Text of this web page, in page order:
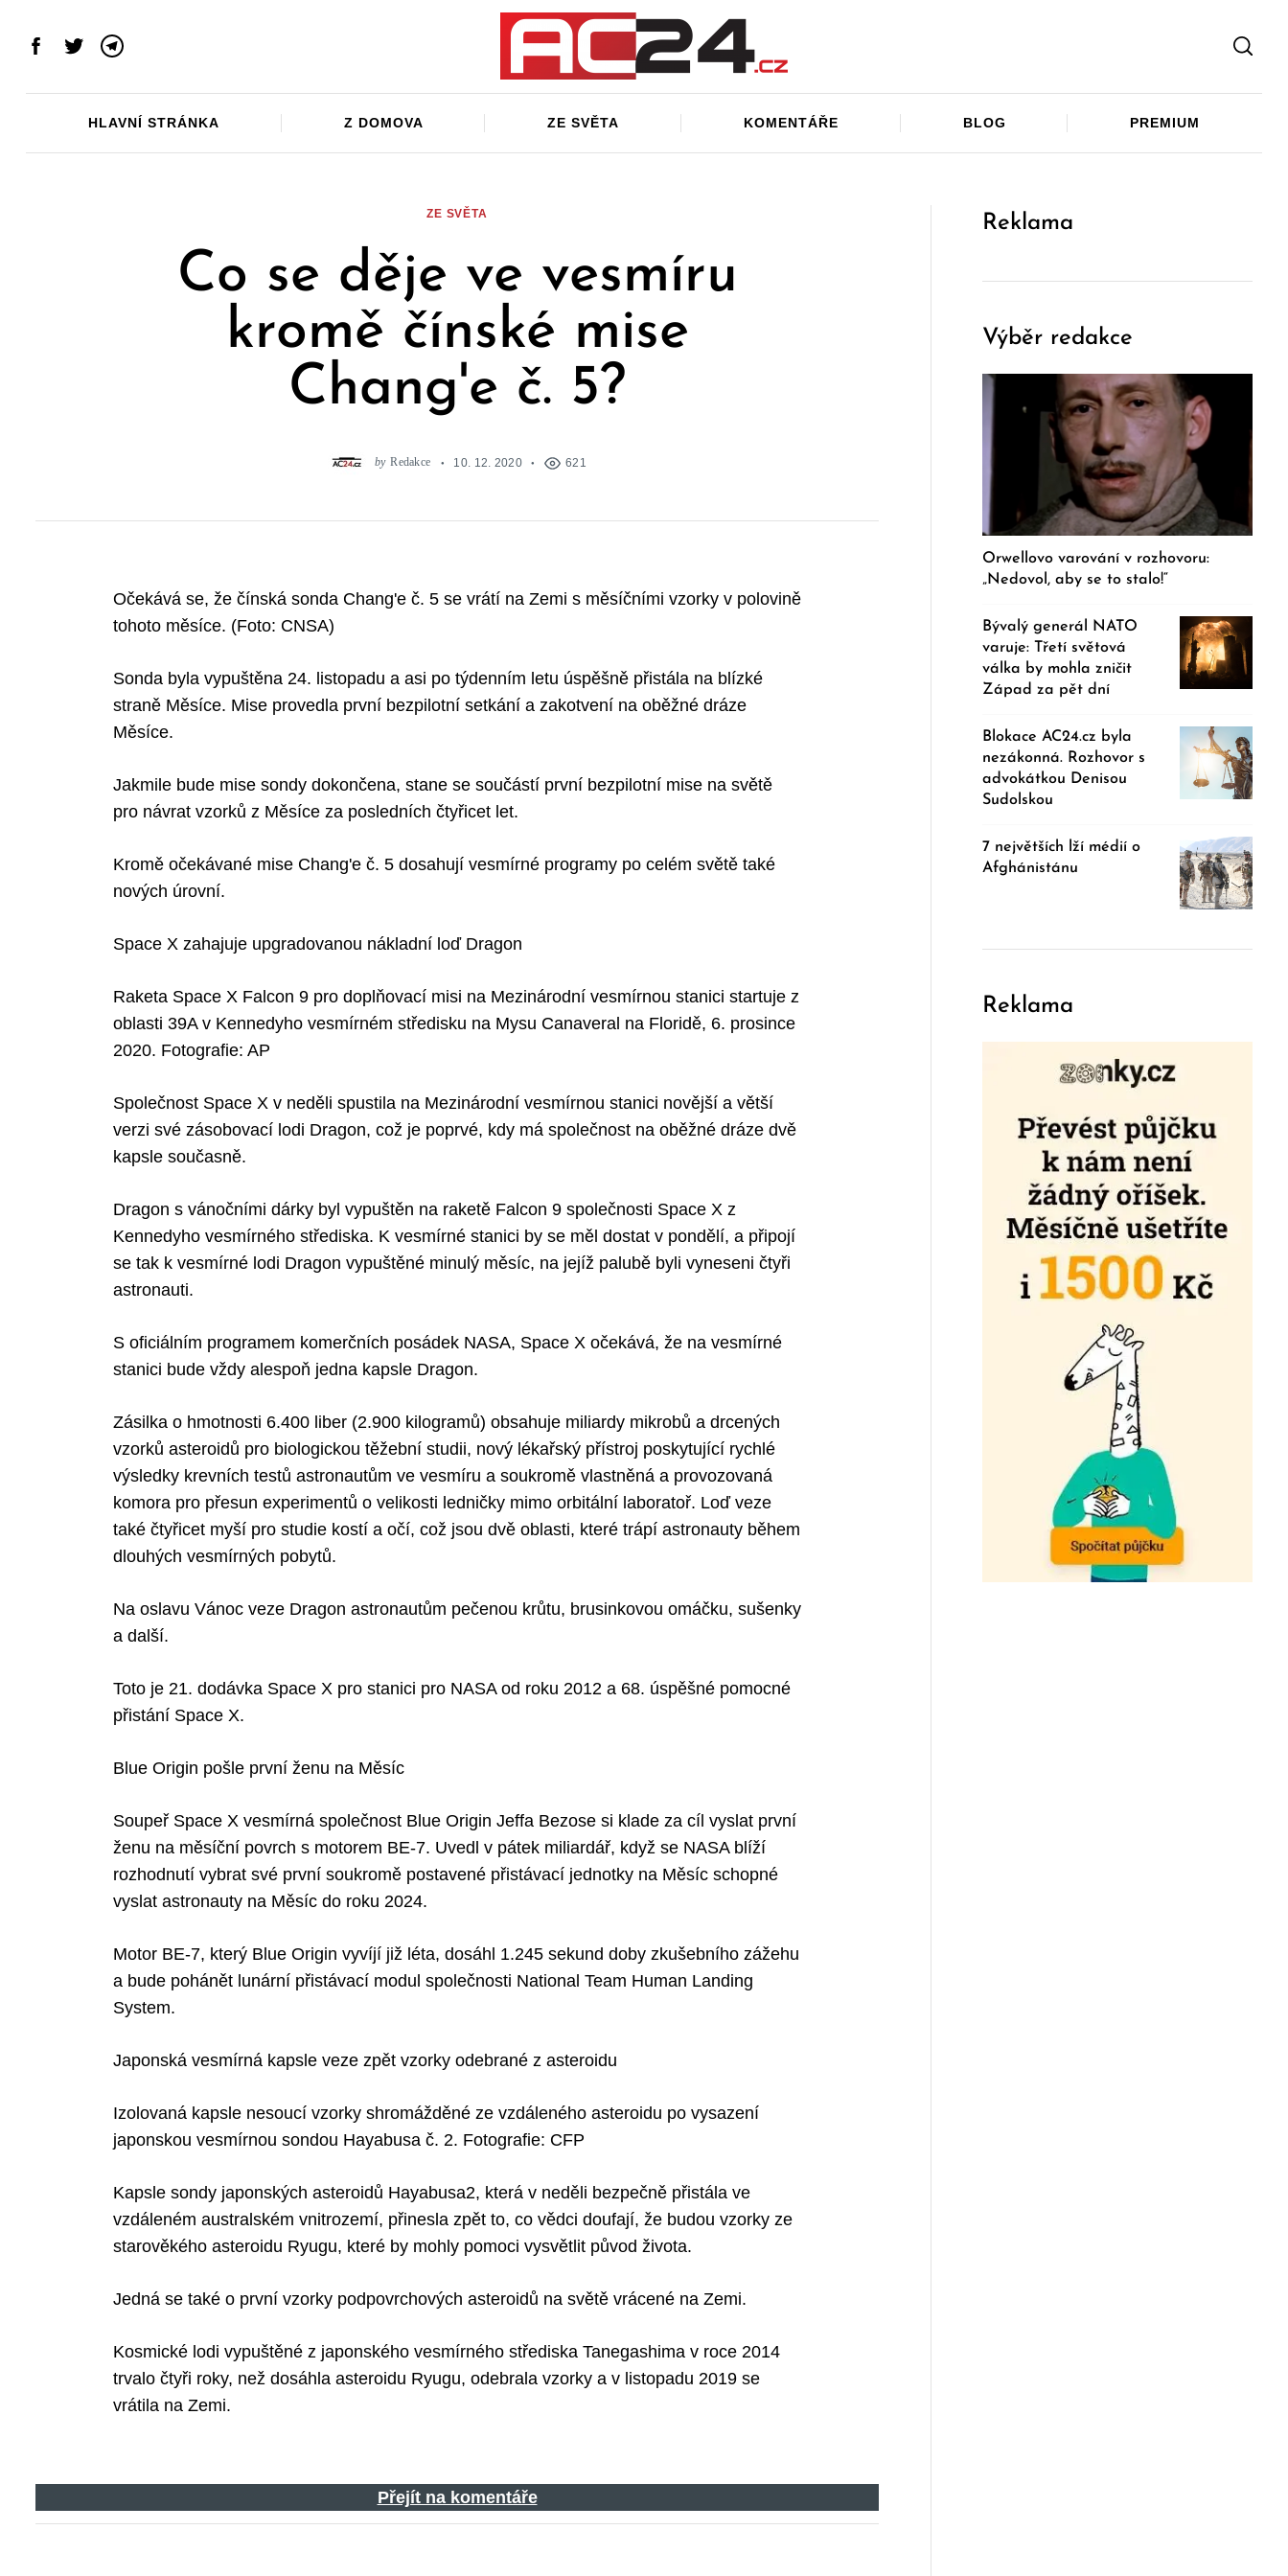
Facebook
TwitterTelegram
HLAVNÍ STRÁNKA Z DOMOVA ZE SVĚTA KOMENTÁŘE BLOG PREMIUM
ZE SVĚTA
Co se děje ve vesmíru
kromě čínské mise
Chang'e č. 5?
by Redakce 10. 12. 2020 621
Očekává se, že čínská sonda Chang'e č. 5 se vrátí na Zemi s měsíčními vzorky v polovině
tohoto měsíce. (Foto: CNSA)
Sonda byla vypuštěna 24. listopadu a asi po týdenním letu úspěšně přistála na blízké
straně Měsíce. Mise provedla první bezpilotní setkání a zakotvení na oběžné dráze
Měsíce.
Jakmile bude mise sondy dokončena, stane se součástí první bezpilotní mise na světě
pro návrat vzorků z Měsíce za posledních čtyřicet let.
Kromě očekávané mise Chang'e č. 5 dosahují vesmírné programy po celém světě také
nových úrovní.
Space X zahajuje upgradovanou nákladní loď Dragon
Raketa Space X Falcon 9 pro doplňovací misi na Mezinárodní vesmírnou stanici startuje z
oblasti 39A v Kennedyho vesmírném středisku na Mysu Canaveral na Floridě, 6. prosince
2020. Fotografie: AP
Společnost Space X v neděli spustila na Mezinárodní vesmírnou stanici novější a větší
verzi své zásobovací lodi Dragon, což je poprvé, kdy má společnost na oběžné dráze dvě
kapsle současně.
Dragon s vánočními dárky byl vypuštěn na raketě Falcon 9 společnosti Space X z
Kennedyho vesmírného střediska. K vesmírné stanici by se měl dostat v pondělí, a připojí
se tak k vesmírné lodi Dragon vypuštěné minulý měsíc, na jejíž palubě byli vyneseni čtyři
astronauti.
S oficiálním programem komerčních posádek NASA, Space X očekává, že na vesmírné
stanici bude vždy alespoň jedna kapsle Dragon.
Zásilka o hmotnosti 6.400 liber (2.900 kilogramů) obsahuje miliardy mikrobů a drcených
vzorků asteroidů pro biologickou těžební studii, nový lékařský přístroj poskytující rychlé
výsledky krevních testů astronautům ve vesmíru a soukromě vlastněná a provozovaná
komora pro přesun experimentů o velikosti ledničky mimo orbitální laboratoř. Loď veze
také čtyřicet myší pro studie kostí a očí, což jsou dvě oblasti, které trápí astronauty během
dlouhých vesmírných pobytů.
Na oslavu Vánoc veze Dragon astronautům pečenou krůtu, brusinkovou omáčku, sušenky
a další.
Toto je 21. dodávka Space X pro stanici pro NASA od roku 2012 a 68. úspěšné pomocné
přistání Space X.
Blue Origin pošle první ženu na Měsíc
Soupeř Space X vesmírná společnost Blue Origin Jeffa Bezose si klade za cíl vyslat první
ženu na měsíční povrch s motorem BE-7. Uvedl v pátek miliardář, když se NASA blíží
rozhodnutí vybrat své první soukromě postavené přistávací jednotky na Měsíc schopné
vyslat astronauty na Měsíc do roku 2024.
Motor BE-7, který Blue Origin vyvíjí již léta, dosáhl 1.245 sekund doby zkušebního zážehu
a bude pohánět lunární přistávací modul společnosti National Team Human Landing
System.
Japonská vesmírná kapsle veze zpět vzorky odebrané z asteroidu
Izolovaná kapsle nesoucí vzorky shromážděné ze vzdáleného asteroidu po vysazení
japonskou vesmírnou sondou Hayabusa č. 2. Fotografie: CFP
Kapsle sondy japonských asteroidů Hayabusa2, která v neděli bezpečně přistála ve
vzdáleném australském vnitrozemí, přinesla zpět to, co vědci doufají, že budou vzorky ze
starověkého asteroidu Ryugu, které by mohly pomoci vysvětlit původ života.
Jedná se také o první vzorky podpovrchových asteroidů na světě vrácené na Zemi.
Kosmické lodi vypuštěné z japonského vesmírného střediska Tanegashima v roce 2014
trvalo čtyři roky, než dosáhla asteroidu Ryugu, odebrala vzorky a v listopadu 2019 se
vrátila na Zemi.
Přejít na komentáře
Reklama
Výběr redakce
Orwellovo varování v rozhovoru:
„Nedovol, aby se to stalo!“
Bývalý generál NATO
varuje: Třetí světová
válka by mohla zničit
Západ za pět dní
Blokace AC24.cz byla
nezákonná. Rozhovor s
advokátkou Denisou
Sudolskou
7 největších lží médií o
Afghánistánu
Reklama
for: